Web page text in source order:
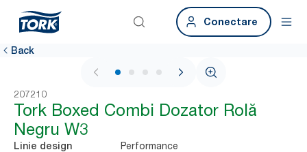
Conectare
Back
1 / 4
207210
Tork Boxed Combi Dozator Rolă
Negru W3
Linie design Performance